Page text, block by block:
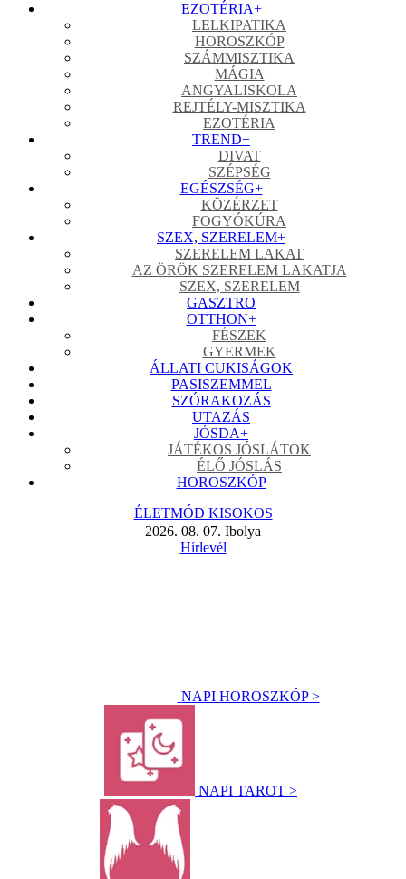
EZOTÉRIA+
LELKIPATIKA
HOROSZKÓP
SZÁMMISZTIKA
MÁGIA
ANGYALISKOLA
REJTÉLY-MISZTIKA
EZOTÉRIA
TREND+
DIVAT
SZÉPSÉG
EGÉSZSÉG+
KÖZÉRZET
FOGYÓKÚRA
SZEX, SZERELEM+
SZERELEM LAKAT
AZ ÖRÖK SZERELEM LAKATJA
SZEX, SZERELEM
GASZTRO
OTTHON+
FÉSZEK
GYERMEK
ÁLLATI CUKISÁGOK
PASISZEMMEL
SZÓRAKOZÁS
UTAZÁS
JÓSDA+
JÁTÉKOS JÓSLÁTOK
ÉLŐ JÓSLÁS
HOROSZKÓP
ÉLETMÓD KISOKOS
2026. 08. 07. Ibolya
Hírlevél
NAPI HOROSZKÓP >
NAPI TAROT >